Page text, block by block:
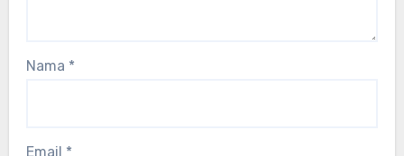
Nama *
Email *